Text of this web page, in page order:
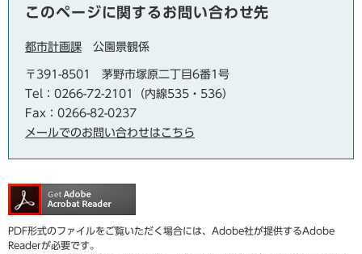
このページに関するお問い合わせ先
都市計画課 公園景観係
〒391-8501
茅野市塚原二丁目6番1号
Tel：0266-72-2101（内線535・536）
Fax：0266-82-0237
メールでのお問い合わせはこちら
PDF形式のファイルをご覧いただく場合には、Adobe社が提供するAdobe
Readerが必要です。